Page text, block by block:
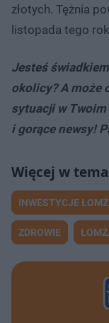
złotych. Tężnia
listopada tego
Jesteś
okolicy? A może
sytuacji w
i gorące newsy!
INWESTYCJE
ZDROWIE